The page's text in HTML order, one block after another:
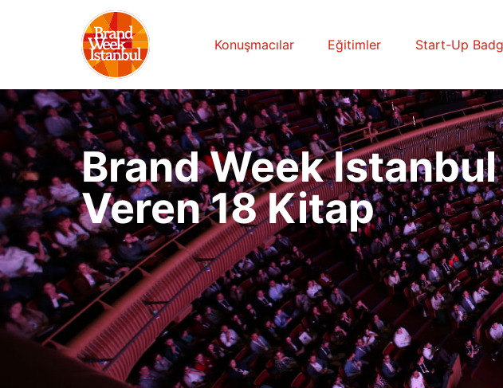
Konuşmacılar Eğitimler Start-Up
Brand Week
Veren 18 Kitap